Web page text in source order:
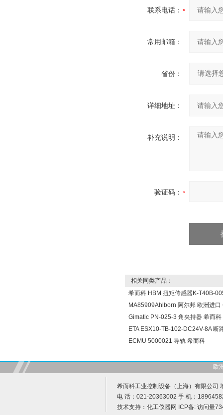
联系电话：
常用邮箱：
省份：
详细地址：
补充说明：
验证码：
相关同类产品：
希而科 HBM 扭矩传感器K-T40B-
MA85909Ahlborn 阿尔邦 欧洲进口
Gimatic PN-025-3 角夹持器 希而科
ETA ESX10-TB-102-DC24V-8A 断
ECMU 5000021 导轨 希而科
欧
希而科工业控制设备（上海）有限公司
电 话：021-20363002 手 机：
技术支持： 化工仪器网 ICP备: 访问量